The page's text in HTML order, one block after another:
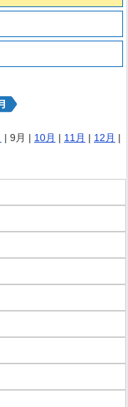
| 9月 | 10月 | 11月 | 12月 |